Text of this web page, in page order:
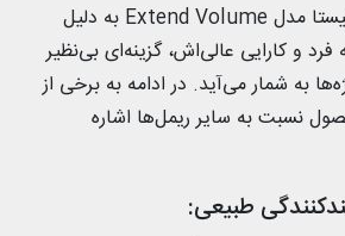
ریمل حجم‌دهنده کالیستا مدل Extend Volume به دلیل
و کارایی عالی‌اش، گزینه‌ای بی‌نظیر
به شمار می‌آید. در ادامه به برخی از
نسبت به سایر ریمل‌ها اشاره